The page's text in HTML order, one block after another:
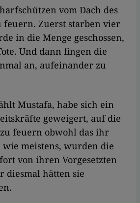
vom Dach des
feuern. Zuerst starben vier
in die Menge geschossen,
Und dann fingen die
an, aufeinander zu
Mustafa, habe sich ein
geweigert, auf die
feuern obwohl das ihr
meistens, wurden die
von ihren Vorgesetzten
diesmal hätten sie